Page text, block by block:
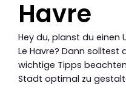
Havre
Hey du, planst du einen
Le Havre? Dann
wichtige Tipps
Stadt optimal zu